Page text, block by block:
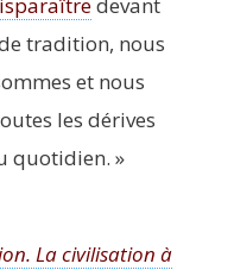
de tra­di­tion, nous
et nous
les dérives
quotidien. »
La civi­li­sa­tion à